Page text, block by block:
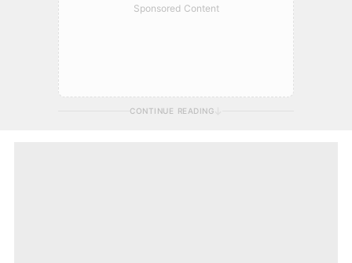
Sponsored Content
CONTINUE READING